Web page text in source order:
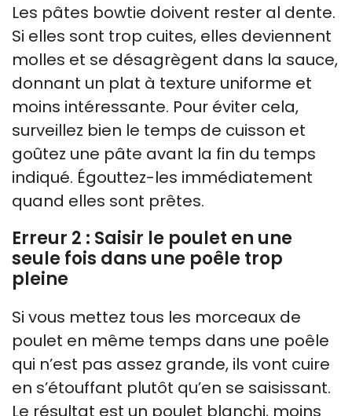
Les pâtes bowtie doivent rester al dente.
Si elles sont trop cuites, elles deviennent
molles et se désagrègent dans la sauce,
donnant un plat à texture uniforme et
moins intéressante. Pour éviter cela,
surveillez bien le temps de cuisson et
goûtez une pâte avant la fin du temps
indiqué. Égouttez-les immédiatement
quand elles sont prêtes.
Erreur 2 : Saisir le poulet en une
seule fois dans une poêle trop
pleine
Si vous mettez tous les morceaux de
poulet en même temps dans une poêle
qui n’est pas assez grande, ils vont cuire
en s’étouffant plutôt qu’en se saisissant.
Le résultat est un poulet blanchi, moins